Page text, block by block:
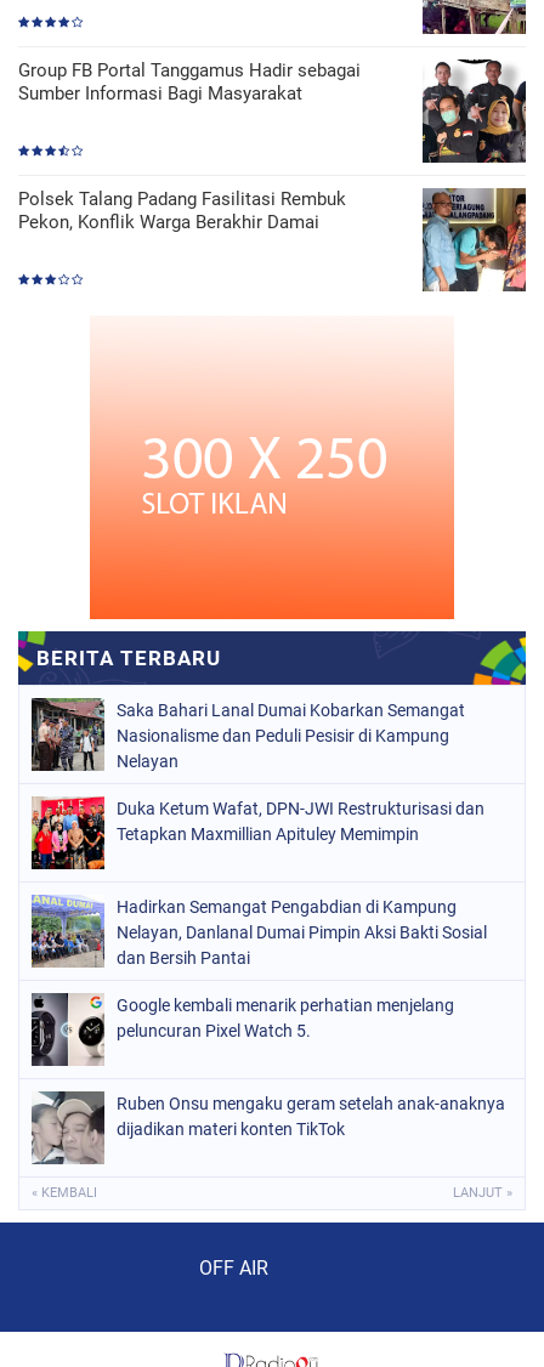
Group FB Portal Tanggamus Hadir sebagai
Sumber Informasi Bagi Masyarakat
Polsek Talang Padang Fasilitasi Rembuk
Pekon, Konflik Warga Berakhir Damai
Saka Bahari Lanal Dumai Kobarkan Semangat
Nasionalisme dan Peduli Pesisir di Kampung
Nelayan
Duka Ketum Wafat, DPN-JWI Restrukturisasi dan
Tetapkan Maxmillian Apituley Memimpin
Hadirkan Semangat Pengabdian di Kampung
Nelayan, Danlanal Dumai Pimpin Aksi Bakti Sosial
dan Bersih Pantai
Google kembali menarik perhatian menjelang
peluncuran Pixel Watch 5.
Ruben Onsu mengaku geram setelah anak-anaknya
dijadikan materi konten TikTok
« KEMBALI LANJUT »
OFF AIR